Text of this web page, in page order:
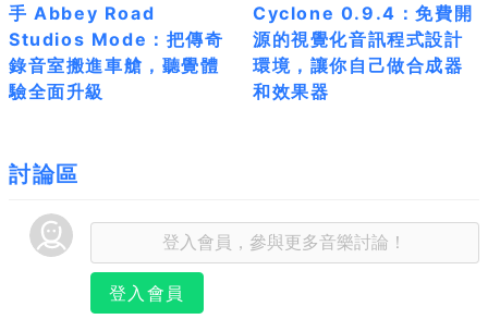
手 Abbey Road
Studios Mode：把傳奇
錄音室搬進車艙，聽覺體
驗全面升級
Cyclone 0.9.4：免費開
源的視覺化音訊程式設計
環境，讓你自己做合成器
和效果器
討論區
登入會員